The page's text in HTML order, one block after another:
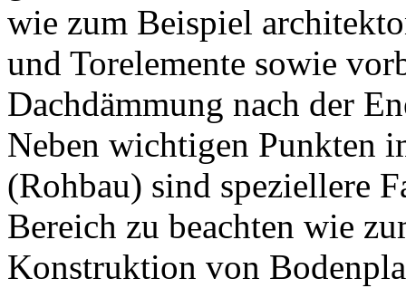
wie zum Beispiel
und Torelemente sowie
Dachdämmung nach der
Neben wichtigen Punkten
(Rohbau) sind speziellere
Bereich zu beachten wie
Konstruktion von